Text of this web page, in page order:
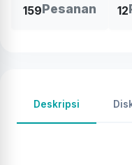
159Pesanan 12
Deskripsi